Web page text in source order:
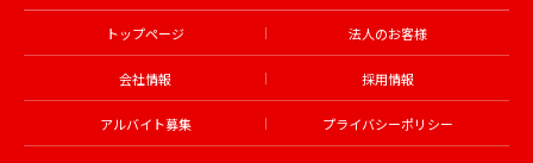
トップページ 法人のお客様
会社情報 採用情報
アルバイト募集 プライバシーポリシー